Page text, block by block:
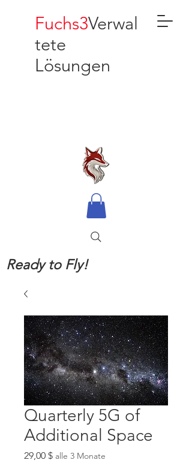
Fuchs3Verwal
tete
Lösungen
Ready to Fly!
Quarterly 5G of
Additional Space
29,00 $Preis
alle 3 Monate